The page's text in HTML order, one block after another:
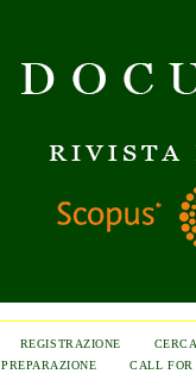
REGISTRAZIONE
PREPARAZIONE
CALL FOR